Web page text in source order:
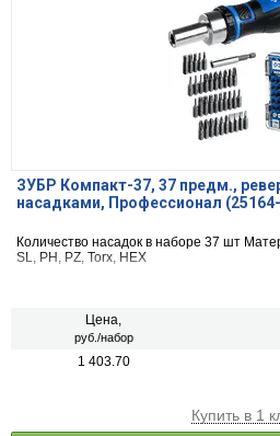
ЗУБР Компакт-37, 37 предм.,
насадками, Профессионал
Количество насадок в наборе 37 шт
SL, PH, PZ, Torx, HEX
Цена,
руб./набор
1 403.70
Купить в 1